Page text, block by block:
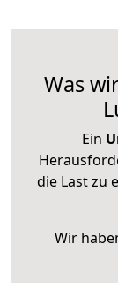
Was
Ein
die Last zu
Wir